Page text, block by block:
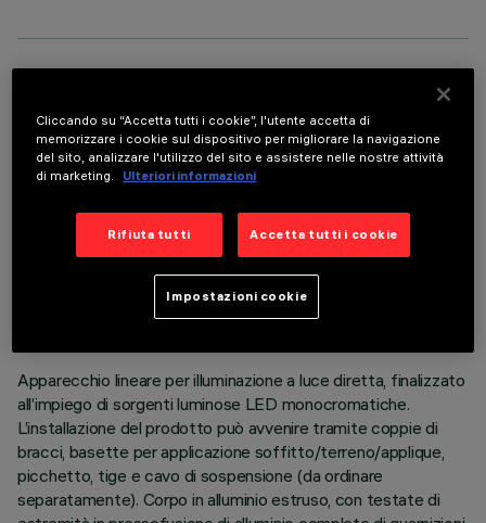
DATI TECNICI
Apparecchio lineare per illuminazione a luce diretta, finalizzato
all’impiego di sorgenti luminose LED monocromatiche.
L’installazione del prodotto può avvenire tramite coppie di
bracci, basette per applicazione soffitto/terreno/applique,
picchetto, tige e cavo di sospensione (da ordinare
separatamente). Corpo in alluminio estruso, con testate di
Cliccando su “Accetta tutti i cookie”, l'utente accetta di
memorizzare i cookie sul dispositivo per migliorare la navigazione
del sito, analizzare l'utilizzo del sito e assistere nelle nostre attività
di marketing.
Ulteriori informazioni
Rifiuta tutti Accetta tutti i cookie
Impostazioni cookie